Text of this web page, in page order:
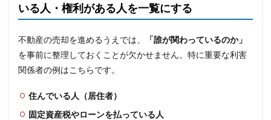
いる人・権利がある人を一覧にする
不動産の売却を進めるうえでは、
「誰が関わっているのか」
を事前に整理しておくことが欠かせません。特に重要な利害
関係者の例はこちらです。
住んでいる人（居住者）
固定資産税やローンを払っている人